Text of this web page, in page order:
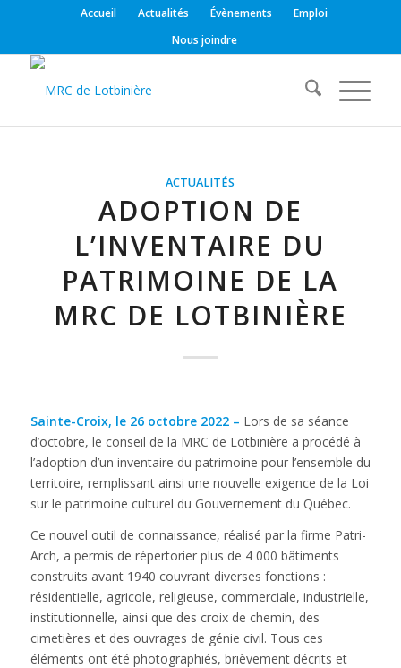
Accueil Actualités Évènements
Emploi
Nous joindre
ACTUALITÉS
ADOPTION DE
L’INVENTAIRE DU
PATRIMOINE DE LA
MRC DE LOTBINIÈRE
Sainte-Croix, le 26 octobre 2022 – Lors de sa séance
d’octobre, le conseil de la MRC de Lotbinière a procédé à
l’adoption d’un inventaire du patrimoine pour l’ensemble du
territoire, remplissant ainsi une nouvelle exigence de la Loi
sur le patrimoine culturel du Gouvernement du Québec.
Ce nouvel outil de connaissance, réalisé par la firme Patri-
Arch, a permis de répertorier plus de 4 000 bâtiments
construits avant 1940 couvrant diverses fonctions :
résidentielle, agricole, religieuse, commerciale, industrielle,
institutionnelle, ainsi que des croix de chemin, des
cimetières et des ouvrages de génie civil. Tous ces
éléments ont été photographiés, brièvement décrits et